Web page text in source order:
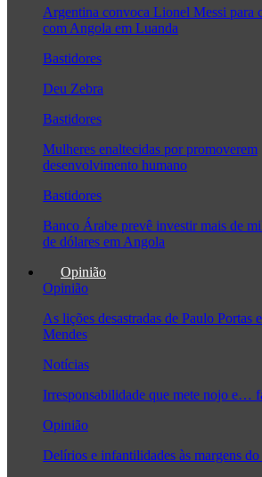
Argentina convoca Lionel Messi para
com Angola em Luanda
Bastidores
Deu Zebra
Bastidores
Mulheres enaltecidas por promoverem
desenvolvimento humano
Bastidores
Banco Árabe prevê investir mais de
de dólares em Angola
Opinião
Opinião
As lições desastradas de Paulo Portas
Mendes
Notícias
Irresponsabilidade que mete nojo e…
Opinião
Delírios e infantilidades às margens